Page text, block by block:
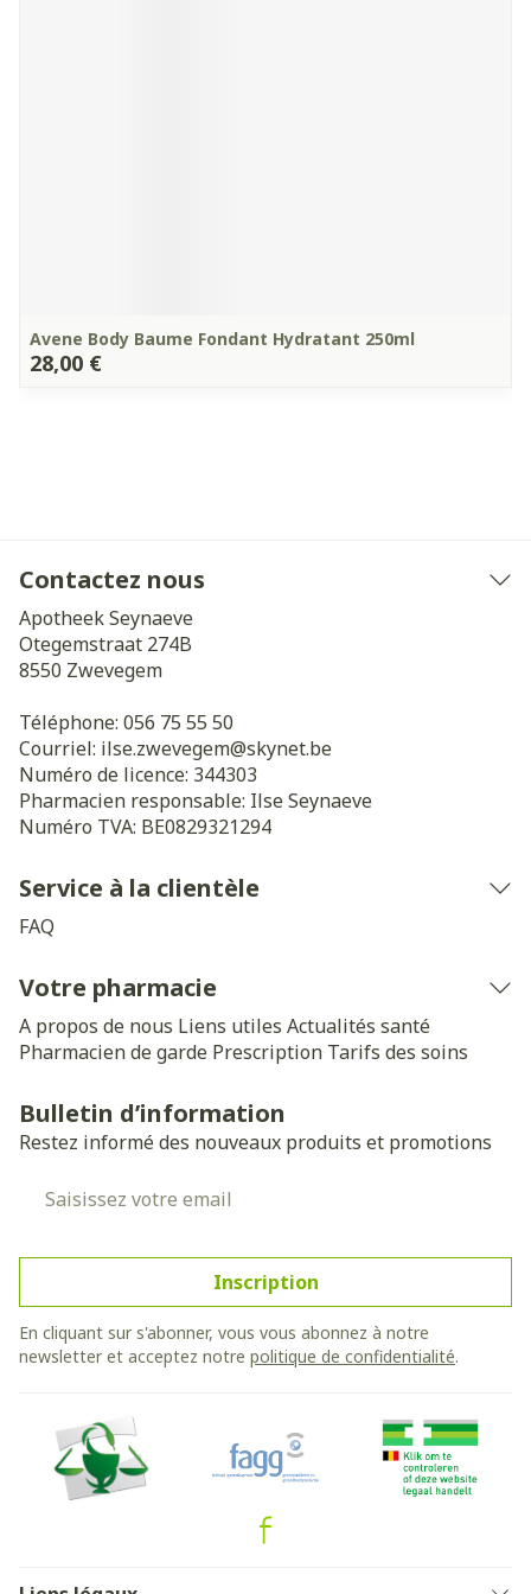
Avene Body Baume Fondant Hydratant 250ml
28,00 €
Contactez nous
Apotheek Seynaeve
Otegemstraat 274B
8550 Zwevegem
Téléphone: 056 75 55 50
Courriel: ilse.zwevegem@skynet.be
Numéro de licence: 344303
Pharmacien responsable: Ilse Seynaeve
Numéro TVA: BE0829321294
Service à la clientèle
FAQ
Votre pharmacie
A propos de nous Liens utiles Actualités santé
Pharmacien de garde Prescription Tarifs des soins
Bulletin d’information
Restez informé des nouveaux produits et promotions
Inscription
En cliquant sur s'abonner, vous vous abonnez à notre
newsletter et acceptez notre politique de confidentialité.